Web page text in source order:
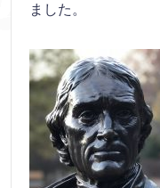
ました。